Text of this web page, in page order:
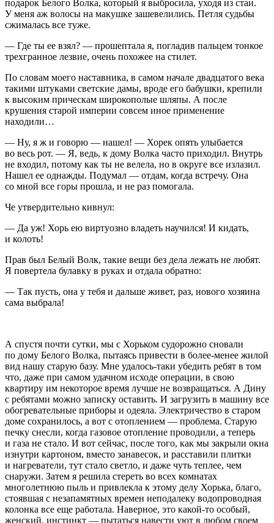
подарок Белого Волка, который я выбросила, уходя из стаи.
У меня аж волосы на макушке зашевелились. Петля судьбы
сжималась все туже.
— Где ты ее взял? — прошептала я, погладив пальцем тонкое
трехгранное лезвие, очень похожее на стилет.
По словам моего наставника, в самом начале двадцатого века
такими штуками светские дамы, вроде его бабушки, крепили
к высоким прическам широкополые шляпы. А после
крушения старой империи совсем иное применение
находили…
— Ну, я ж и говорю — нашел! — Хорек опять улыбается
во весь рот. — Я, ведь, к дому Волка часто приходил. Внутрь
не входил, потому как ты не велела, но в округе все излазил.
Нашел ее однажды. Подумал — отдам, когда встречу. Она
со мной все горы прошла, и не раз помогала.
Че утвердительно кивнул:
— Да уж! Хорь ею виртуозно владеть научился! И кидать,
и колоть!
Прав был Белый Волк, такие вещи без дела лежать не любят.
Я повертела булавку в руках и отдала обратно:
— Так пусть, она у тебя и дальше живет, раз, нового хозяина
сама выбрала!
А спустя почти сутки, мы с Хорьком судорожно сновали
по дому Белого Волка, пытаясь привести в более-менее жилой
вид нашу старую базу. Мне удалось-таки убедить ребят в том
что, даже при самом удачном исходе операции, в свою
квартиру им некоторое время лучше не возвращаться. А Дину
с ребятами можно записку оставить. И загрузить в машину все
обогревательные приборы и одеяла. Электричество в старом
доме сохранилось, а вот с отоплением — проблема. Старую
печку снесли, когда газовое отопление проводили, а теперь
и газа не стало. И вот сейчас, после того, как мы закрыли окна
изнутри картоном, вместо занавесок, и расставили плитки
и нагреватели, тут стало светло, и даже чуть теплее, чем
снаружи. Затем я решила стереть во всех комнатах
многолетнюю пыль и привлекла к этому делу Хорька, благо,
стоявшая с незапамятных времен неподалеку водопроводная
колонка все еще работала. Наверное, это какой-то особый,
женский, инстинкт — пытаться навести уют в любом своем